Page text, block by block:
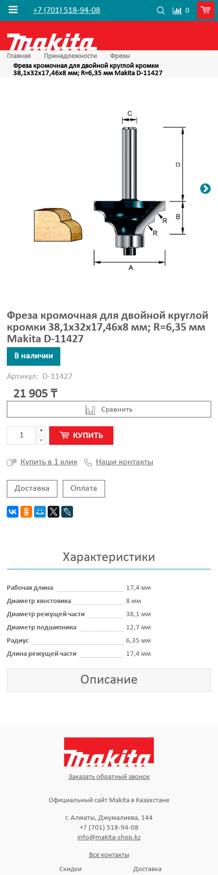
+7 (701) 518-94-08 0
Главная Принадлежности
Фрезы
Фреза кромочная для двойной круглой кромки
38,1х32х17,46х8 мм; R=6,35 мм Makita D-11427
Фреза кромочная для двойной круглой
кромки 38,1х32х17,46х8 мм; R=6,35 мм
Makita D-11427
В наличии
Артикул: D-11427
21 905 ₸
Cравнить
КУПИТЬ
Купить в 1 клик Наши контакты
Доставка Оплата
Характеристики
Рабочая длина
17,4 мм
Диаметр хвостовика
8 мм
Диаметр режущей части
38,1 мм
Диаметр подшипника
12,7 мм
Радиус
6,35 мм
Длина режущей части
17,4 мм
Описание
Заказать обратный звонок
Официальный сайт Makita в Казахстане
г. Алматы, Джумалиева, 144
+7 (701) 518-94-08
info@makita-shop.kz
Все контакты
Скидки
Доставка